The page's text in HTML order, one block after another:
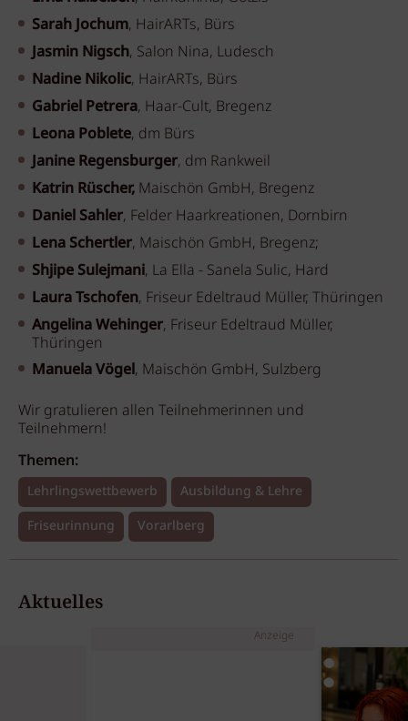
Sarah Jochum, HairARTs, Bürs
Jasmin Nigsch, Salon Nina, Ludesch
Nadine Nikolic, HairARTs, Bürs
Gabriel Petrera, Haar-Cult, Bregenz
Leona Poblete, dm Bürs
Janine Regensburger, dm Rankweil
Katrin Rüscher, Maischön GmbH, Bregenz
Daniel Sahler, Felder Haarkreationen, Dornbirn
Lena Schertler, Maischön GmbH, Bregenz;
Shjipe Sulejmani, La Ella - Sanela Sulic, Hard
Laura Tschofen, Friseur Edeltraud Müller, Thüringen
Angelina Wehinger, Friseur Edeltraud Müller,
Thüringen
Manuela Vögel, Maischön GmbH, Sulzberg
Wir gratulieren allen Teilnehmerinnen und
Teilnehmern!
Themen:
Lehrlingswettbewerb
Ausbildung & Lehre
Friseurinnung
Vorarlberg
Aktuelles
Anzeige